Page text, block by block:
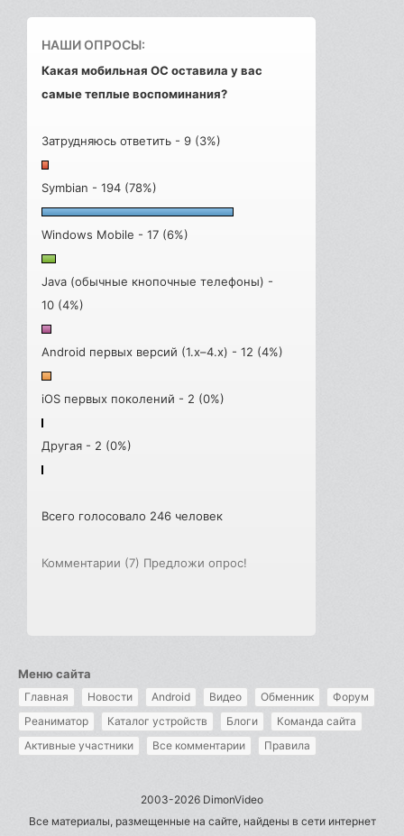
НАШИ ОПРОСЫ:
Какая мобильная ОС оставила у вас
самые теплые воспоминания?
Затрудняюсь ответить - 9 (3%)
Symbian - 194 (78%)
Windows Mobile - 17 (6%)
Java (обычные кнопочные телефоны) -
10 (4%)
Android первых версий (1.x–4.x) - 12 (4%)
iOS первых поколений - 2 (0%)
Другая - 2 (0%)
Всего голосовало 246 человек
Комментарии (7) Предложи опрос!
Меню сайта
Главная Новости Android Видео Обменник
Форум
Реаниматор
Каталог устройств Блоги
Команда сайта
Активные участники
Все комментарии Правила
2003-2026 DimonVideo
Все материалы, размещенные на сайте, найдены в сети интернет